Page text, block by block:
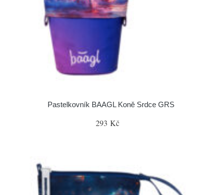
Pastelkovník BAAGL Koně Srdce GRS
293 Kč